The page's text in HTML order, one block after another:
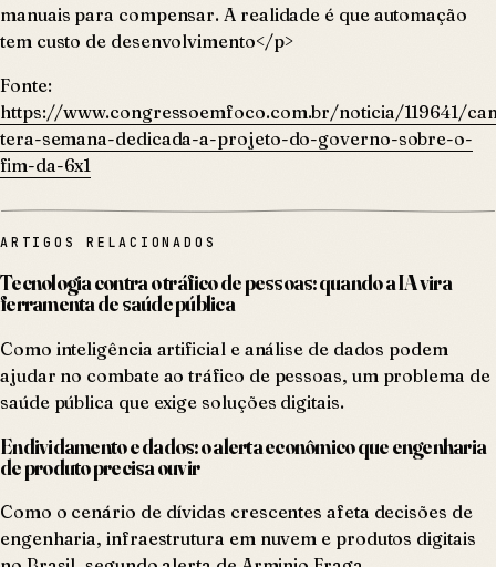
manuais para compensar. A realidade é que automação
tem custo de desenvolvimento</p>
Fonte:
https://www.congressoemfoco.com.br/noticia/119641/
tera-semana-dedicada-a-projeto-do-governo-sobre-o-
fim-da-6x1
ARTIGOS RELACIONADOS
Tecnologia contra o tráfico de pessoas: quando a IA vira
ferramenta de saúde pública
Como inteligência artificial e análise de dados podem
ajudar no combate ao tráfico de pessoas, um problema de
saúde pública que exige soluções digitais.
Endividamento e dados: o alerta econômico que engenharia
de produto precisa ouvir
Como o cenário de dívidas crescentes afeta decisões de
engenharia, infraestrutura em nuvem e produtos digitais